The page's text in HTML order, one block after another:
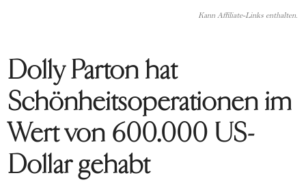
Kann Affiliate-Links enthalten.
Dolly Parton hat
Schönheitsoperationen im
Wert von 600.000 US-
Dollar gehabt